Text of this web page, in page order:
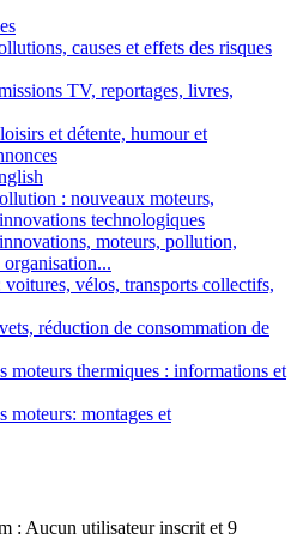
causes et effets des risques
TV, reportages, livres,
et détente, humour et
: nouveaux moteurs,
technologiques
moteurs, pollution,
voitures, vélos, transports collectifs,
réduction de consommation de
moteurs thermiques : informations et
moteurs: montages et
: Aucun utilisateur inscrit et 9